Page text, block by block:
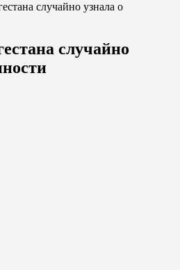
случайно узнала о
случайно